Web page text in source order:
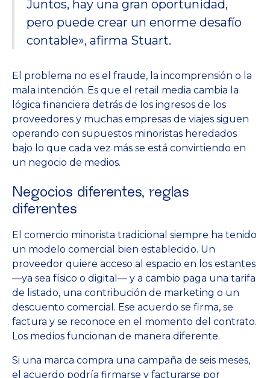
Juntos, hay una gran oportunidad,
pero puede crear un enorme desafío
contable», afirma Stuart.
El problema no es el fraude, la incomprensión o la
mala intención. Es que el retail media cambia la
lógica financiera detrás de los ingresos de los
proveedores y muchas empresas de viajes siguen
operando con supuestos minoristas heredados
bajo lo que cada vez más se está convirtiendo en
un negocio de medios.
Negocios diferentes, reglas
diferentes
El comercio minorista tradicional siempre ha tenido
un modelo comercial bien establecido. Un
proveedor quiere acceso al espacio en los estantes
—ya sea físico o digital— y a cambio paga una tarifa
de listado, una contribución de marketing o un
descuento comercial. Ese acuerdo se firma, se
factura y se reconoce en el momento del contrato.
Los medios funcionan de manera diferente.
Si una marca compra una campaña de seis meses,
el acuerdo podría firmarse y facturarse por